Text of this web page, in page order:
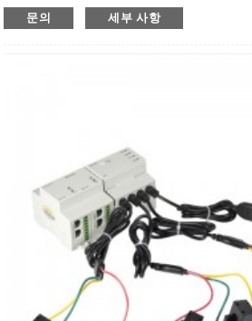
● RS485(모드버스-RTU)
● 매개변수 설정
문의 세부 사항